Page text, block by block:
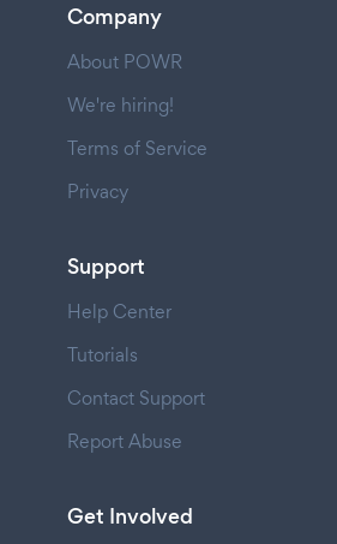
Company
About POWR
We're hiring!
Terms of Service
Privacy
Support
Help Center
Tutorials
Contact Support
Report Abuse
Get Involved